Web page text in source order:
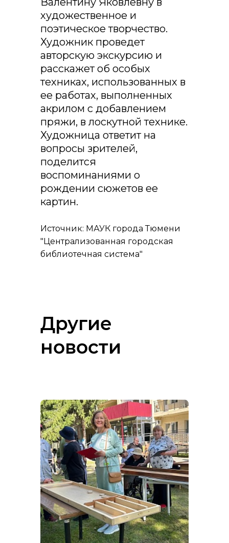
художественное и
поэтическое творчество.
Художник проведет
авторскую экскурсию и
расскажет об особых
техниках, использованных в
ее работах, выполненных
акрилом с добавлением
пряжи, в лоскутной технике.
Художница ответит на
вопросы зрителей,
поделится
воспоминаниями о
рождении сюжетов ее
картин.
Источник: МАУК города Тюмени
"Централизованная городская
библиотечная система"
Другие
новости